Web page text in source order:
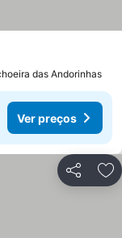
das Andorinhas
Ver preços
Partilhar